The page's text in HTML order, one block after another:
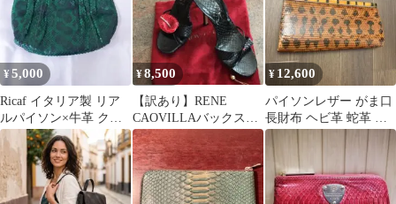
¥5,000
Ricaf イタリア製 リア
ルパイソン×牛革 クラ
ッチバッグ エメラルド
グリーン
¥8,500
【訳あり】RENE
CAOVILLAバックスト
ラップハイヒール パイ
ソン スワロ
¥ 12,600
パイソンレザー がま口
長財布 ヘビ革 蛇革 ク
ラッチウォレット